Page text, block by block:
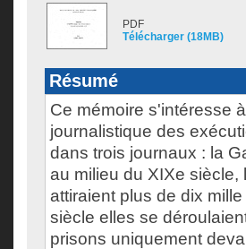
PDF
Télécharger (18MB)
Résumé
Ce mémoire s'intéresse
journalistique des
dans trois journaux : la
au milieu du XIXe
attiraient plus de dix
siècle elles se
prisons uniquement